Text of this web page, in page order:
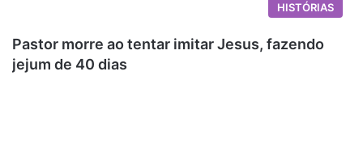
HISTÓRIAS
Pastor morre ao tentar imitar Jesus, fazendo
jejum de 40 dias